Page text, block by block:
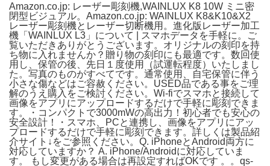
Amazon.co.jp: レーザー彫刻機,WAINLUX K8 10W ミニ密
閉型ビジュアル。Amazon.co.jp: WAINLUX K8&K10&X2
レーザー彫刻機とレーザー切断機用。進化版レーザー加工
機「WAINLUX L3」について | スマホデータを手軽に。ご
覧いただきありがとうございます。オリジナルの刻印を持
ち物に入れませんか？贈り物の刻印にも最適です。数回使
用し、保管の後、先日１度使用（試運転程度）いたしまし
た。写真のものがすべてです。通常使用、自宅保管に伴う
小さな傷などはご容赦ください。USED品である事をご理
解のうえ購入をご検討ください。Wi-fiでスマホと接続して
画像をアプリにアップロードするだけで手軽に彫刻できま
す。・コンパクトで3000mWの高出力！初心者でも安心の
安全設計！・スマホ、PCと連携し、画像をアプリにアッ
プロードするだけで手軽に彫刻できます。詳しくは製品紹
介サイト↓をご参照ください。Q. iPhoneとAndroid両方に
対応していますか？ A. iPhone/Androidに対応していま
す。 もし変更がある場合は再設定すればOKです 。。qs-